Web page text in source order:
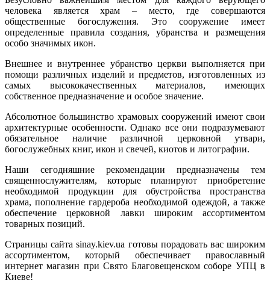
человека является храм – место, где совершаются
общественные богослужения. Это сооружение имеет
определенные правила создания, убранства и размещения
особо значимых икон.
Внешнее и внутреннее убранство церкви выполняется при
помощи различных изделий и предметов, изготовленных из
самых высококачественных материалов, имеющих
собственное предназначение и особое значение.
Абсолютное большинство храмовых сооружений имеют свои
архитектурные особенности. Однако все они подразумевают
обязательное наличие различной церковной утвари,
богослужебных книг, икон и свечей, киотов и литографии.
Наши сегодняшние рекомендации предназначены тем
священнослужителям, которые планируют приобретение
необходимой продукции для обустройства пространства
храма, пополнение гардероба необходимой одеждой, а также
обеспечение церковной лавки широким ассортиментом
товарных позиций.
Страницы сайта sinay.kiev.ua готовы порадовать вас широким
ассортиментом, который обеспечивает православный
интернет магазин при Свято Благовещенском соборе УПЦ в
Киеве!